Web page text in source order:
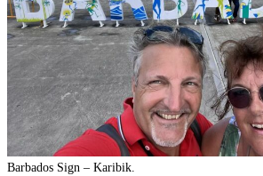
Barbados Sign – Karibik.